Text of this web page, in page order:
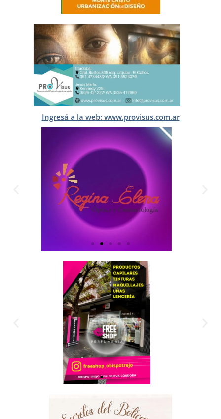
Ingresá a la web: www.provisus.com.ar